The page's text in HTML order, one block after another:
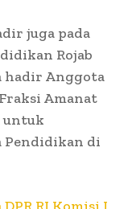
juga pada
Rojab
hadir Anggota
Amanat
untuk
di